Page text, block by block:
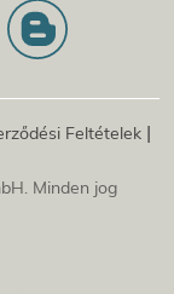
Feltételek|
Minden jog